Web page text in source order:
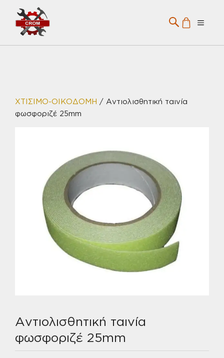
Μετάβαση
περιεχόμενο
Menu
ΧΤΙΣΙΜΟ-ΟΙΚΟΔΟΜΗ / Αντιολισθητική ταινία
φωσφοριζέ 25mm
Αντιολισθητική ταινία
φωσφοριζέ 25mm